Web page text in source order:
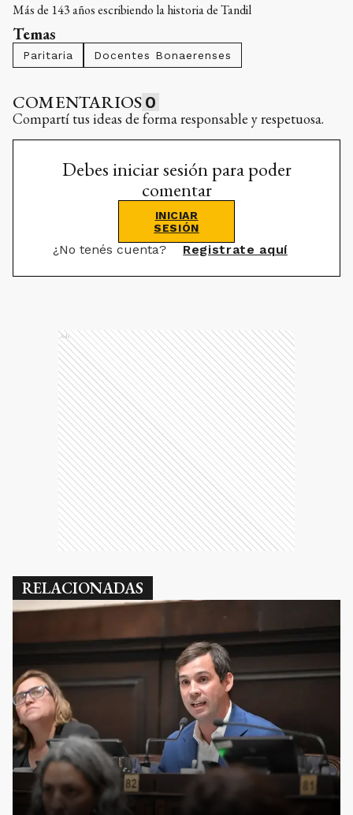
Más de 143 años escribiendo la historia de Tandil
Temas
Paritaria Docentes Bonaerenses
COMENTARIOS 0
Compartí tus ideas de forma responsable y respetuosa.
Debes iniciar sesión para poder
comentar
INICIAR
SESIÓN
¿No tenés cuenta? Registrate aquí
Ads
RELACIONADAS